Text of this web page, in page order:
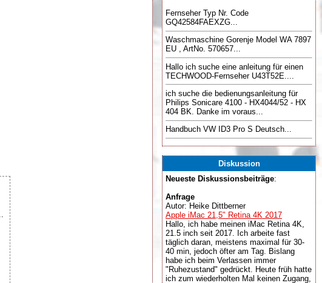
Fernseher Typ Nr. Code
GQ42584FAEXZG...
Waschmaschine Gorenje Model WA 7897
EU , ArtNo. 570657...
Hallo ich suche eine anleitung für einen
TECHWOOD-Fernseher U43T52E....
ich suche die bedienungsanleitung für
Philips Sonicare 4100 - HX4044/52 - HX
404 BK. Danke im voraus...
Handbuch VW ID3 Pro S Deutsch...
Diskussion
Neueste Diskussionsbeiträge:
Anfrage
Autor: Heike Dittberner
Apple iMac 21,5" Retina 4K 2017
Hallo, ich habe meinen iMac Retina 4K,
21.5 inch seit 2017. Ich arbeite fast
täglich daran, meistens maximal für 30-
40 min, jedoch öfter am Tag. Bislang
habe ich beim Verlassen immer
"Ruhezustand" gedrückt. Heute früh hatte
ich zum wiederholten Mal keinen Zugang,